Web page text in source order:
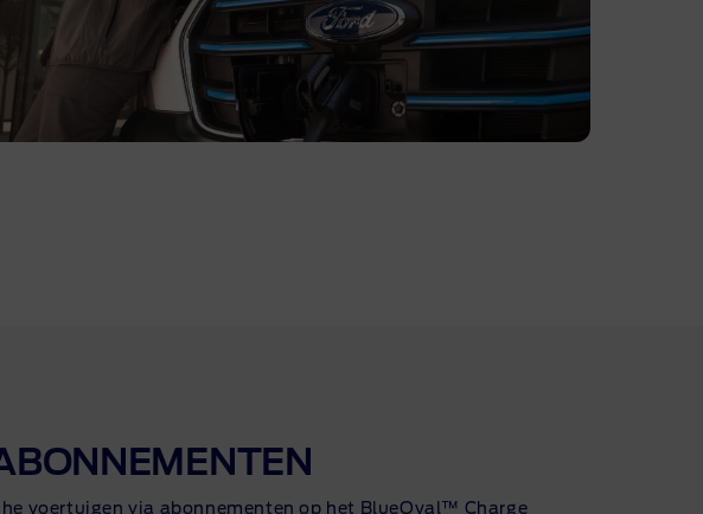
voertuigen via abonnementen op het BlueOval™ Charge